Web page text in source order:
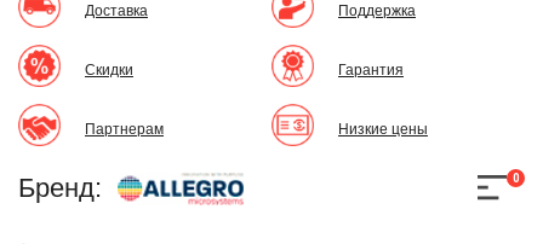
Доставка
Скидки
Партнерам
Поддержка
Гарантия
Низкие цены
Бренд: 0